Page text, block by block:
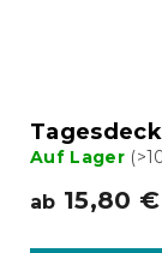
Auf Lager
ab 15,80 €